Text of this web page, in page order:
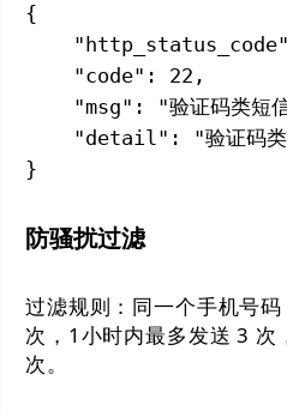
{
    "code": 22,
"msg": "验证码类短
"detail": "验证码类
}
防骚扰过滤
过滤规则：同一个手机号
次，1小时内最多发送 3 次
次。